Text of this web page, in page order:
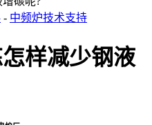
- 中频炉技术支持
样减少钢液